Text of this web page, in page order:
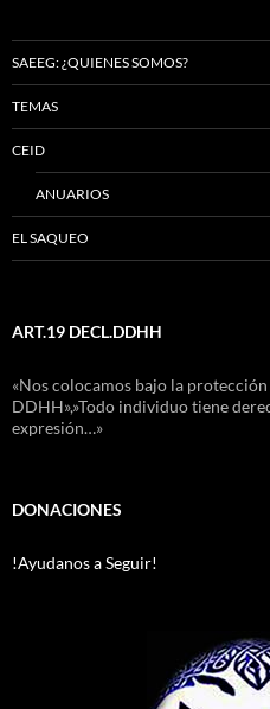
SAEEG: ¿QUIENES SOMOS?
TEMAS
CEID
ANUARIOS
EL SAQUEO
ART.19 DECL.DDHH
«Nos colocamos bajo la
DDHH»,»Todo individuo tiene
expresión…»
DONACIONES
!Ayudanos a Seguir!